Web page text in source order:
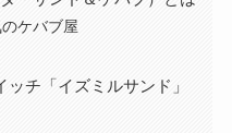
ケバブ屋
チ「イズミルサンド」